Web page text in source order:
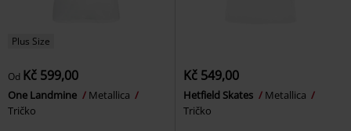
Plus Size
Od Kč 599,00
One Landmine
Metallica
Tričko
Kč 549,00
Hetfield Skates
Metallica
Tričko